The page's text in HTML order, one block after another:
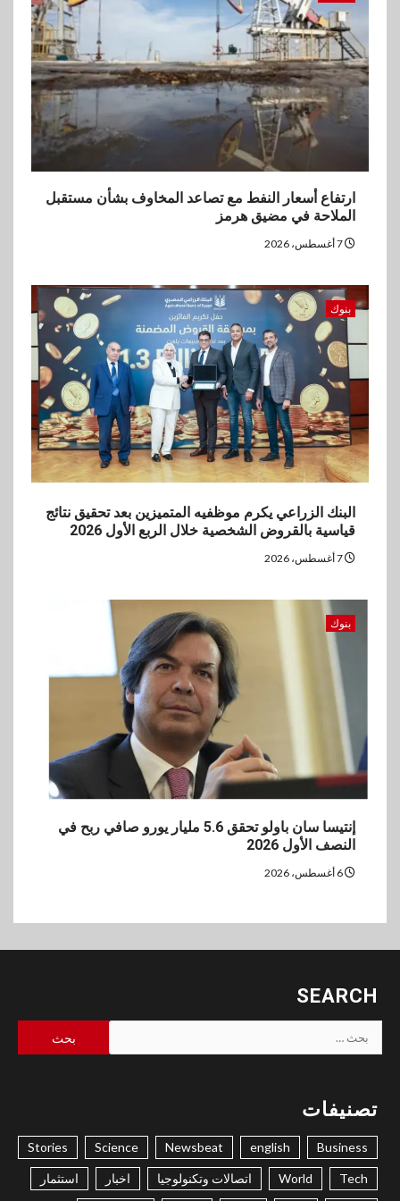
غرفة القاهرة تنظم ندوة إلكترونية
لدعم الصادرات وتحقيق
مستهدفات رؤية مصر 2030
ارتفاع أسعار النفط مع تصاعد المخاوف بشأن مستقبل
الملاحة في مضيق هرمز
بنوك
البنك الزراعي يكرم موظفيه المتميزين بعد تحقيق نتائج
قياسية بالقروض الشخصية خلال الربع الأول 2026
بنوك
إنتيسا سان باولو تحقق 5.6 مليار يورو صافي ربح في
النصف الأول 2026
SEARCH
البحث
عن:
تصنيفات
Business
english
Newsbeat
Science
Stories
Tech
World اتصالات وتكنولوجيا اخبار استثمار